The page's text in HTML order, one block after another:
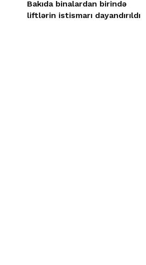
Bakıda binalardan birində
liftlərin istismarı dayandırıldı